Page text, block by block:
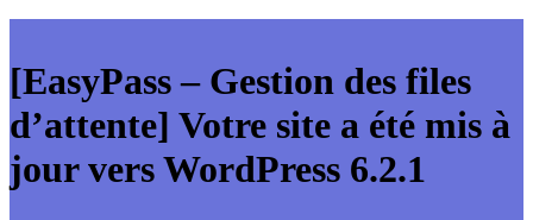
[EasyPass – Gestion des files
d’attente] Votre site a été mis à
jour vers WordPress 6.2.1